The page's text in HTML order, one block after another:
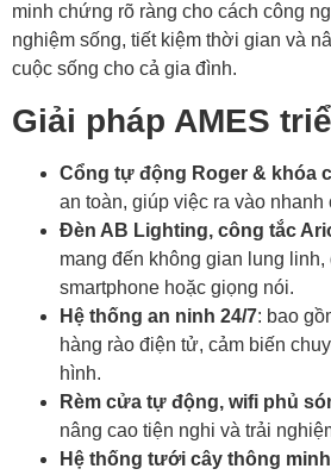
minh chứng rõ ràng cho cách công
nghiệm sống, tiết kiệm thời gian và
cuộc sống cho cả gia đình.
Giải pháp AMES
Cổng tự động Roger & khóa
an toàn, giúp việc ra vào nhanh
Đèn AB Lighting, công tắc
mang đến không gian lung
smartphone hoặc giọng nói.
Hệ thống an ninh 24/7: bao
hàng rào điện tử, cảm biến
hình.
Rèm cửa tự động, wifi phủ
nâng cao tiện nghi và trải
Hệ thống tưới cây thông minh